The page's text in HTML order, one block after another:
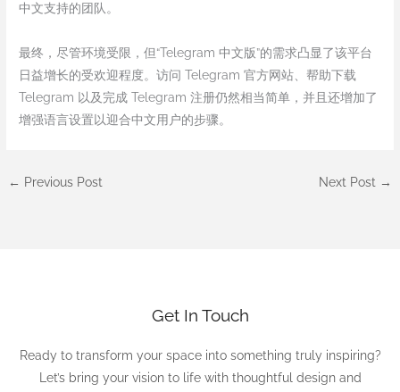
中文支持的团队。
最终，尽管环境受限，但“Telegram 中文版”的需求凸显了该平台
日益增长的受欢迎程度。访问 Telegram 官方网站、帮助下载
Telegram 以及完成 Telegram 注册仍然相当简单，并且还增加了
增强语言设置以迎合中文用户的步骤。
← Previous Post Next Post →
Get In Touch
Ready to transform your space into something truly inspiring?
Let’s bring your vision to life with thoughtful design and